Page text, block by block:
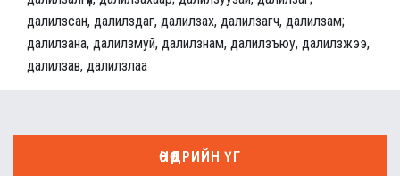
далилзсан, далилздаг, далилзах, далилзагч, далилзам;
далилзана, далилзмуй, далилзнам, далилзъюу, далилзжээ,
далилзав, далилзлаа
ӨНӨӨДРИЙН ҮГ